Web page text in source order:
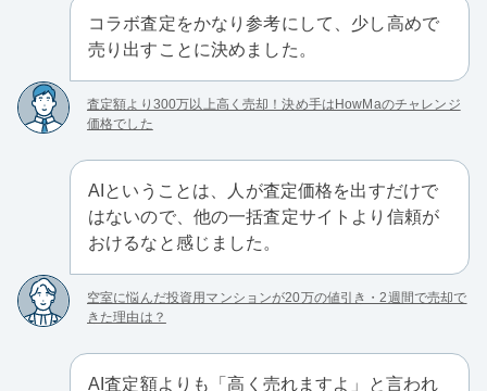
コラボ査定をかなり参考にして、少し高めで
売り出すことに決めました。
査定額より300万以上高く売却！決め手はHowMaのチャレンジ
価格でした
AIということは、人が査定価格を出すだけで
はないので、他の一括査定サイトより信頼が
おけるなと感じました。
空室に悩んだ投資用マンションが20万の値引き・2週間で売却で
きた理由は？
AI査定額よりも「高く売れますよ」と言われ